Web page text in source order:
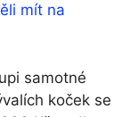
mít na
samotné
koček se